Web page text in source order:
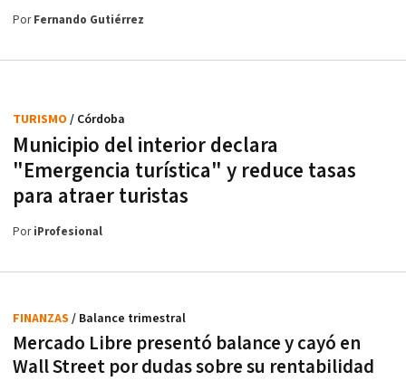
PorFernando Gutiérrez
Municipio del interior declara
"Emergencia turística" y reduce tasas
para atraer turistas
TURISMO / Córdoba
PoriProfesional
Mercado Libre presentó balance y cayó en
Wall Street por dudas sobre su rentabilidad
FINANZAS / Balance trimestral